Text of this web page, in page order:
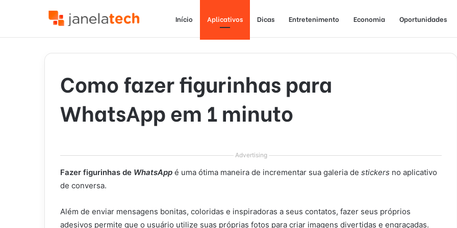
Início Aplicativos Dicas Entretenimento Economia Oportunidades
Como fazer figurinhas para
WhatsApp em 1 minuto
Advertising
Fazer figurinhas de WhatsApp é uma ótima maneira de incrementar sua galeria de stickers no aplicativo
de conversa.
Além de enviar mensagens bonitas, coloridas e inspiradoras a seus contatos, fazer seus próprios
adesivos permite que o usuário utilize suas próprias fotos para criar imagens divertidas e engraçadas.